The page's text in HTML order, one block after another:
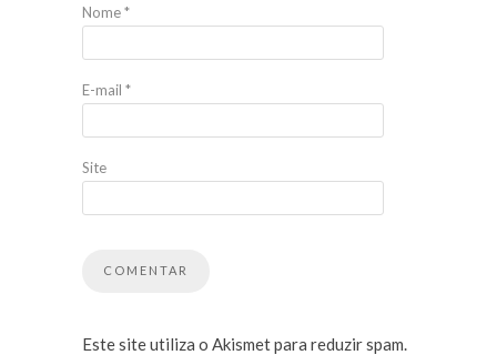
Nome*
E-mail *
Site
Este site utiliza o Akismet para reduzir spam.